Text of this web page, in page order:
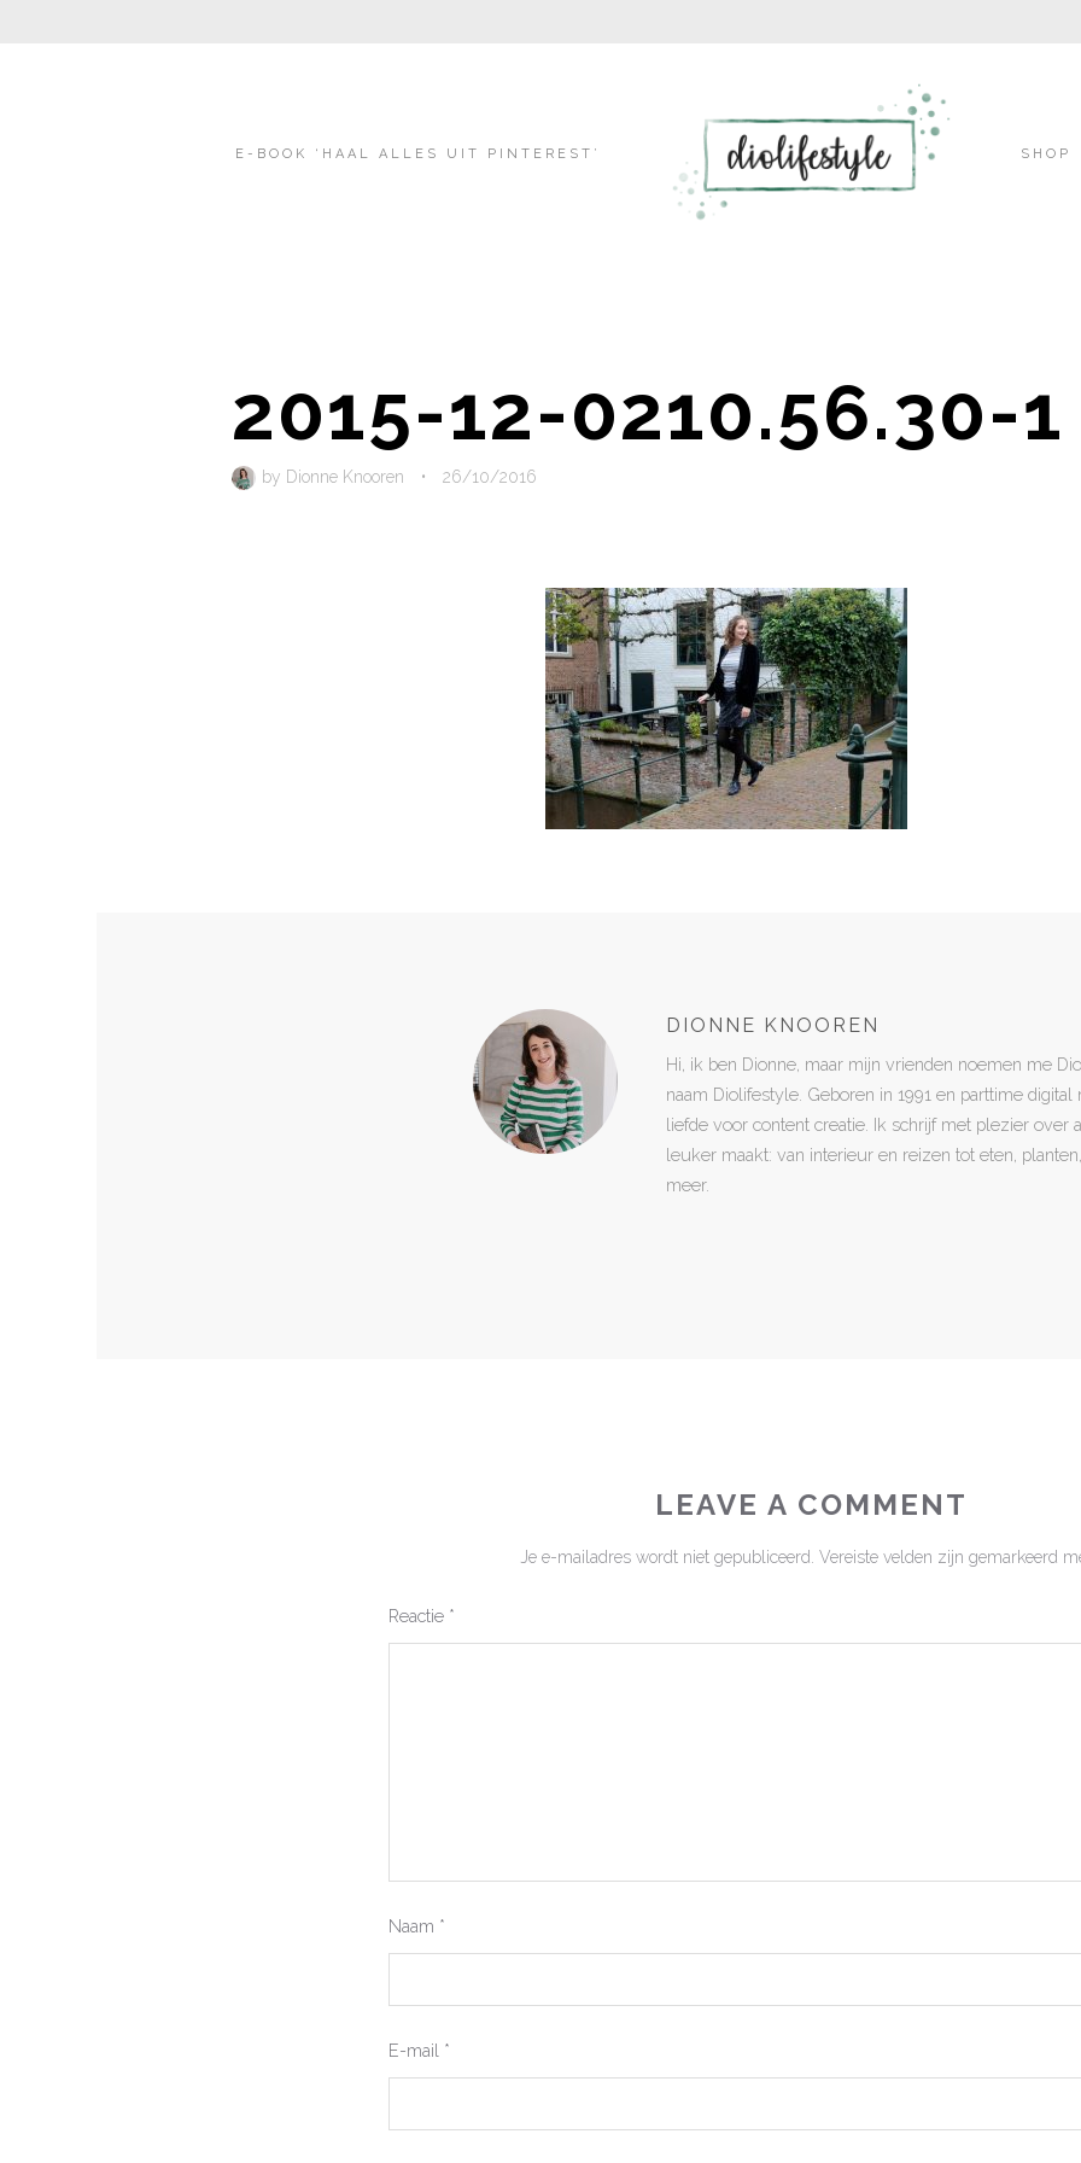
content
E-BOOK ‘HAAL ALLES UIT PINTEREST’ SHOP
2015-12-0210.56.30-1
by Dionne Knooren • 26/10/2016
DIONNE KNOOREN
Hi, ik ben Dionne, maar mijn vrienden noemen me
naam Diolifestyle. Geboren in 1991 en parttime
liefde voor content creatie. Ik schrijf met plezier over
leuker maakt: van interieur en reizen tot eten,
meer.
LEAVE A COMMENT
Je e-mailadres wordt niet gepubliceerd. Vereiste velden zijn gemarkeerd
Reactie *
Naam *
E-mail *